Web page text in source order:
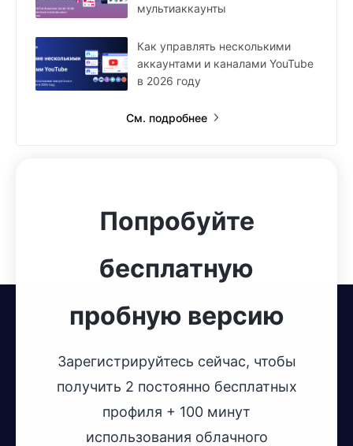
мультиаккаунты
Как управлять несколькими
аккаунтами и каналами YouTube
в 2026 году
См. подробнее
Попробуйте
бесплатную
пробную версию
Зарегистрируйтесь сейчас, чтобы
получить 2 постоянно бесплатных
профиля + 100 минут
использования облачного